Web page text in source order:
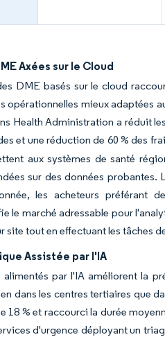
Axées sur le Cloud
DME basés sur le cloud
opérationnelles mieux adaptées
Health Administration a réduit
et une réduction de 60 % des
aux systèmes de santé
sur des données
les acheteurs préférant
le marché adressable pour
site tout en effectuant les tâches
Assistée par l'IA
par l'IA améliorent la
dans les centres tertiaires que
% et raccourci la durée
d'urgence déployant un